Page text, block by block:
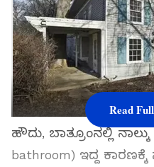
ಹೌದು, ಬಾತ್ರೂಂನಲ್ಲಿ
bathroom) ಇದ್ದ
Read